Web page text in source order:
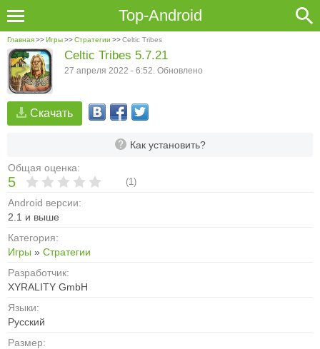
Top-Android
Главная>>Игры>>Стратегии >>Celtic Tribes
Скачать
Как установить?
Общая оценка:
5 (1)
Android версии:
2.1 и выше
Категория:
Игры » Стратегии
Разработчик:
XYRALITY GmbH
Языки:
Русский
Размер:
Celtic Tribes 5.7.21
27 апреля 2022 - 6:52. Обновлено